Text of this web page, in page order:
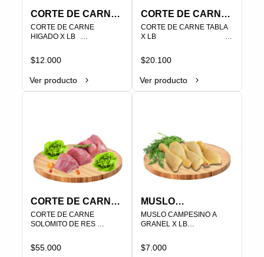
CORTE DE CARNE
HIGADO X LB
CORTE DE CARNE
HIGADO X LB
$12.000
Ver producto
CORTE DE CARNE
TABLA X LB
CORTE DE CARNE TABLA
X LB
$20.100
Ver producto
CORTE DE CARNE
SOLOMITO DE RES
ENTERO
CORTE DE CARNE
SOLOMITO DE RES
PRECIO VARIA SEGÚN EL
PESO
$55.000
MUSLO
CAMPESINO A
GRANEL X LB
MUSLO CAMPESINO A
GRANEL X LB
$7.000